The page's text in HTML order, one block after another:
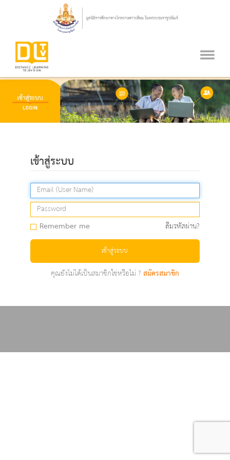
เข้าสู่ระบบ
Remember me ลืมรหัสผ่าน?
เข้าสู่ระบบ
คุณยังไม่ได้เป็นสมาชิกใช่หรือไม่ ?สมัครสมาชิก